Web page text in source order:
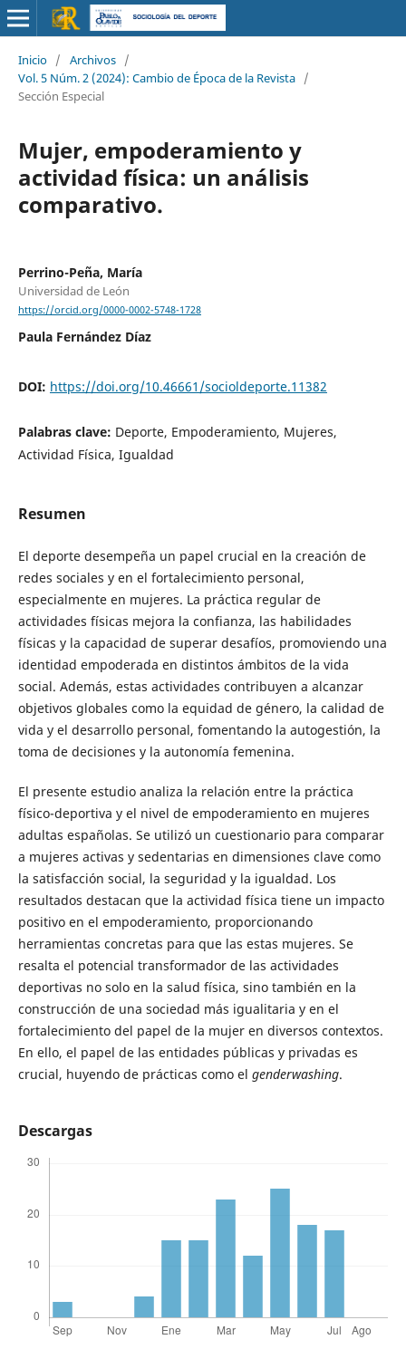
Inicio / Archivos /
Vol. 5 Núm. 2 (2024): Cambio de Época de la Revista /
Sección Especial
Mujer, empoderamiento y
actividad física: un análisis
comparativo.
Perrino-Peña, María
Universidad de León
https://orcid.org/0000-0002-5748-1728
Paula Fernández Díaz
DOI: https://doi.org/10.46661/socioldeporte.11382
Palabras clave: Deporte, Empoderamiento, Mujeres,
Actividad Física, Igualdad
Resumen
El deporte desempeña un papel crucial en la creación de
redes sociales y en el fortalecimiento personal,
especialmente en mujeres. La práctica regular de
actividades físicas mejora la confianza, las habilidades
físicas y la capacidad de superar desafíos, promoviendo una
identidad empoderada en distintos ámbitos de la vida
social. Además, estas actividades contribuyen a alcanzar
objetivos globales como la equidad de género, la calidad de
vida y el desarrollo personal, fomentando la autogestión, la
toma de decisiones y la autonomía femenina.
El presente estudio analiza la relación entre la práctica
físico-deportiva y el nivel de empoderamiento en mujeres
adultas españolas. Se utilizó un cuestionario para comparar
a mujeres activas y sedentarias en dimensiones clave como
la satisfacción social, la seguridad y la igualdad. Los
resultados destacan que la actividad física tiene un impacto
positivo en el empoderamiento, proporcionando
herramientas concretas para que las estas mujeres. Se
resalta el potencial transformador de las actividades
deportivas no solo en la salud física, sino también en la
construcción de una sociedad más igualitaria y en el
fortalecimiento del papel de la mujer en diversos contextos.
En ello, el papel de las entidades públicas y privadas es
crucial, huyendo de prácticas como el genderwashing.
Descargas